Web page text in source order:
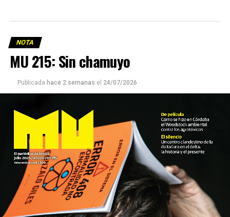
NOTA
MU 215: Sin chamuyo
Publicada hace 2 semanas el 24/07/2026